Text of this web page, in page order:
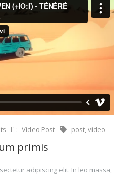
- Video Post- post,video
primis
adipiscing elit. In leo massa,